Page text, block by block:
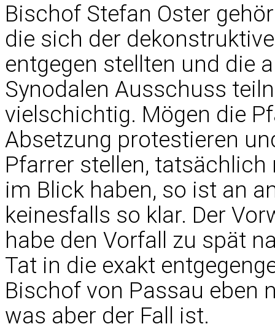
Bischof Stefan Oster
die sich der
entgegen stellten und die
Synodalen Ausschuss
vielschichtig. Mögen die
Absetzung protestieren
Pfarrer stellen,
im Blick haben, so ist an
keinesfalls so klar. Der
habe den Vorfall zu spät
Tat in die exakt
Bischof von Passau eben
was aber der Fall ist.